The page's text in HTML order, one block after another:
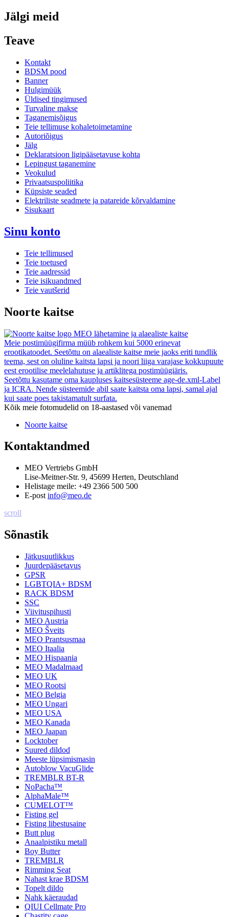
Jälgi meid
Teave
Kontakt
BDSM pood
Banner
Hulgimüük
Üldised tingimused
Turvaline makse
Taganemisõigus
Teie tellimuse kohaletoimetamine
Autoriõigus
Jälg
Deklaratsioon ligipääsetavuse kohta
Lepingust taganemine
Veokulud
Privaatsuspoliitika
Küpsiste seaded
Elektriliste seadmete ja patareide kõrvaldamine
Sisukaart
Sinu konto
Teie tellimused
Teie toetused
Teie aadressid
Teie isikuandmed
Teie vautšerid
Noorte kaitse
MEO lähetamine ja alaealiste kaitse
Meie postimüügifirma müüb rohkem kui 5000 erinevat
erootikatoodet. Seetõttu on alaealiste kaitse meie jaoks eriti tundlik
teema, sest on oluline kaitsta lapsi ja noori liiga varajase kokkupuute
eest erootilise meelelahutuse ja artiklitega postimüügiäris.
Seetõttu kasutame oma kaupluses kaitsesüsteeme age-de.xml-Label
ja ICRA. Nende süsteemide abil saate kaitsta oma lapsi, samal ajal
kui saate poes takistamatult surfata.
Kõik meie fotomudelid on 18-aastased või vanemad
Noorte kaitse
Kontaktandmed
MEO Vertriebs GmbH
Lise-Meitner-Str. 9, 45699 Herten, Deutschland
Helistage meile: +49 2366 500 500
E-post info@meo.de
scroll
Sõnastik
Jätkusuutlikkus
Juurdepääsetavus
GPSR
LGBTQIA+ BDSM
RACK BDSM
SSC
Viivituspihusti
MEO Austria
MEO Šveits
MEO Prantsusmaa
MEO Itaalia
MEO Hispaania
MEO Madalmaad
MEO UK
MEO Rootsi
MEO Belgia
MEO Ungari
MEO USA
MEO Kanada
MEO Jaapan
Locktober
Suured dildod
Meeste lüpsimismasin
Autoblow VacuGlide
TREMBLR BT-R
NoPacha™
AlphaMale™
CUMELOT™
Fisting gel
Fisting libestusaine
Butt plug
Anaalpistiku metall
Boy Butter
TREMBLR
Rimming Seat
Nahast krae BDSM
Topelt dildo
Nahk käeraudad
QIUI Cellmate Pro